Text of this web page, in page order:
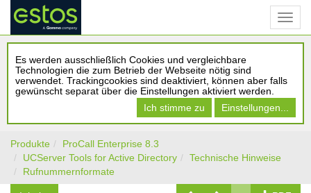
Es werden ausschließlich Cookies und vergleichbare
Technologien die zum Betrieb der Webseite nötig sind
verwendet. Trackingcookies sind deaktiviert, können aber falls
gewünscht separat über die Einstellungen aktiviert werden.
Ich stimme zu
Einstellungen...
Produkte
ProCall Enterprise 8.3
UCServer Tools for Active Directory
Technische Hinweise
Rufnummernformate